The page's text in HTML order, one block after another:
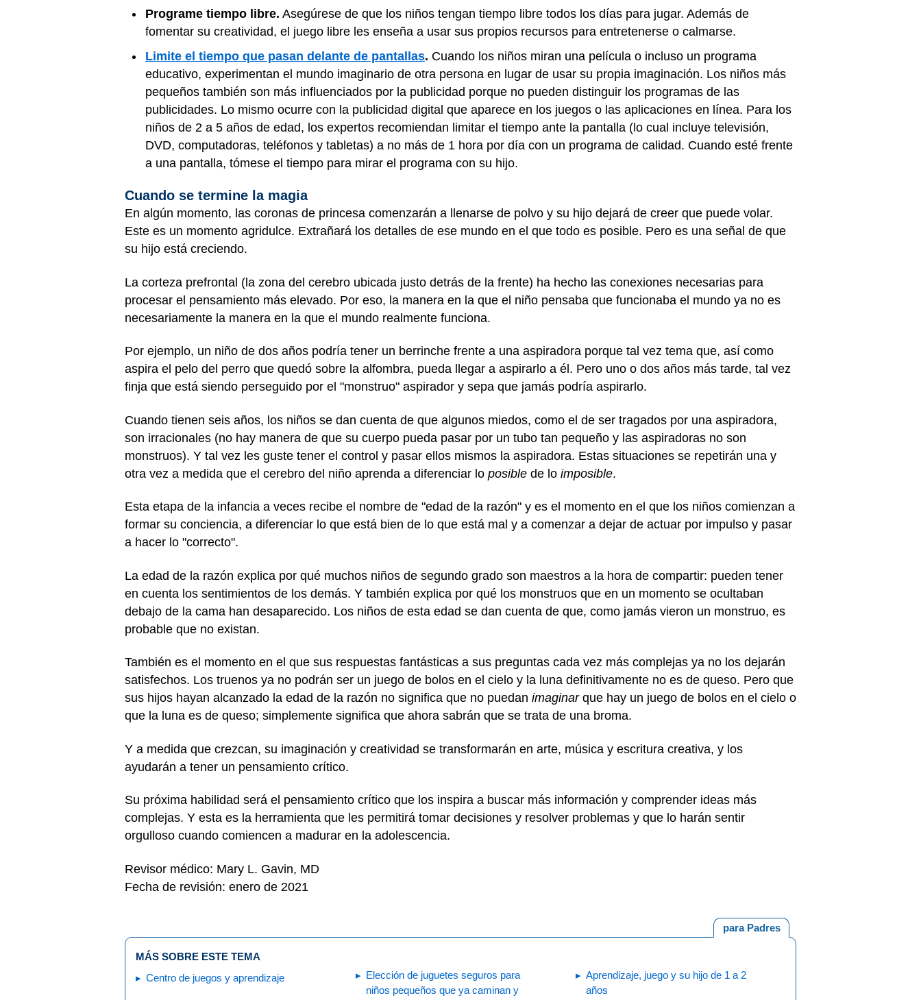
Programe tiempo libre. Asegúrese de que los niños tengan tiempo libre todos los días para jugar. Además de
fomentar su creatividad, el juego libre les enseña a usar sus propios recursos para entretenerse o calmarse.
Limite el tiempo que pasan delante de pantallas. Cuando los niños miran una película o incluso un programa
educativo, experimentan el mundo imaginario de otra persona en lugar de usar su propia imaginación. Los niños más
pequeños también son más influenciados por la publicidad porque no pueden distinguir los programas de las
publicidades. Lo mismo ocurre con la publicidad digital que aparece en los juegos o las aplicaciones en línea. Para los
niños de 2 a 5 años de edad, los expertos recomiendan limitar el tiempo ante la pantalla (lo cual incluye televisión,
DVD, computadoras, teléfonos y tabletas) a no más de 1 hora por día con un programa de calidad. Cuando esté frente
a una pantalla, tómese el tiempo para mirar el programa con su hijo.
Cuando se termine la magia
En algún momento, las coronas de princesa comenzarán a llenarse de polvo y su hijo dejará de creer que puede volar.
Este es un momento agridulce. Extrañará los detalles de ese mundo en el que todo es posible. Pero es una señal de que
su hijo está creciendo.
La corteza prefrontal (la zona del cerebro ubicada justo detrás de la frente) ha hecho las conexiones necesarias para
procesar el pensamiento más elevado. Por eso, la manera en la que el niño pensaba que funcionaba el mundo ya no es
necesariamente la manera en la que el mundo realmente funciona.
Por ejemplo, un niño de dos años podría tener un berrinche frente a una aspiradora porque tal vez tema que, así como
aspira el pelo del perro que quedó sobre la alfombra, pueda llegar a aspirarlo a él. Pero uno o dos años más tarde, tal vez
finja que está siendo perseguido por el "monstruo" aspirador y sepa que jamás podría aspirarlo.
Cuando tienen seis años, los niños se dan cuenta de que algunos miedos, como el de ser tragados por una aspiradora,
son irracionales (no hay manera de que su cuerpo pueda pasar por un tubo tan pequeño y las aspiradoras no son
monstruos). Y tal vez les guste tener el control y pasar ellos mismos la aspiradora. Estas situaciones se repetirán una y
otra vez a medida que el cerebro del niño aprenda a diferenciar lo posible de lo imposible.
Esta etapa de la infancia a veces recibe el nombre de "edad de la razón" y es el momento en el que los niños comienzan a
formar su conciencia, a diferenciar lo que está bien de lo que está mal y a comenzar a dejar de actuar por impulso y pasar
a hacer lo "correcto".
La edad de la razón explica por qué muchos niños de segundo grado son maestros a la hora de compartir: pueden tener
en cuenta los sentimientos de los demás. Y también explica por qué los monstruos que en un momento se ocultaban
debajo de la cama han desaparecido. Los niños de esta edad se dan cuenta de que, como jamás vieron un monstruo, es
probable que no existan.
También es el momento en el que sus respuestas fantásticas a sus preguntas cada vez más complejas ya no los dejarán
satisfechos. Los truenos ya no podrán ser un juego de bolos en el cielo y la luna definitivamente no es de queso. Pero que
sus hijos hayan alcanzado la edad de la razón no significa que no puedan imaginarque hay un juego de bolos en el cielo o
que la luna es de queso; simplemente significa que ahora sabrán que se trata de una broma.
Y a medida que crezcan, su imaginación y creatividad se transformarán en arte, música y escritura creativa, y los
ayudarán a tener un pensamiento crítico.
Su próxima habilidad será el pensamiento crítico que los inspira a buscar más información y comprender ideas más
complejas. Y esta es la herramienta que les permitirá tomar decisiones y resolver problemas y que lo harán sentir
orgulloso cuando comiencen a madurar en la adolescencia.
Revisor médico: Mary L. Gavin, MD
Fecha de revisión: enero de 2021
para Padres
MÁS SOBRE ESTE TEMA
Centro de juegos y aprendizaje
Elección de juguetes seguros para
niños pequeños que ya caminan y
Aprendizaje, juego y su hijo de 1 a 2
años